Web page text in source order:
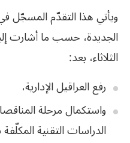
ويأتي هذا التقدّم المسجّل
الجديدة، حسب ما أشارت
الثلاثاء، بعد:
رفع العراقيل الإدارية،
واستكمال مرحلة
الدراسات التقنية المكلّفة